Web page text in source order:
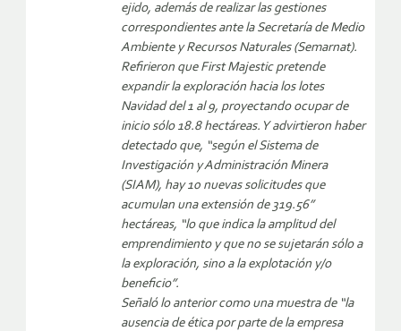
ejido, además de realizar las gestiones
correspondientes ante la Secretaría de Medio
Ambiente y Recursos Naturales (Semarnat).
Refirieron que First Majestic pretende
expandir la exploración hacia los lotes
Navidad del 1 al 9, proyectando ocupar de
inicio sólo 18.8 hectáreas. Y advirtieron haber
detectado que, “según el Sistema de
Investigación y Administración Minera
(SIAM), hay 10 nuevas solicitudes que
acumulan una extensión de 319.56”
hectáreas, “lo que indica la amplitud del
emprendimiento y que no se sujetarán sólo a
la exploración, sino a la explotación y/o
beneficio”.
Señaló lo anterior como una muestra de “la
ausencia de ética por parte de la empresa